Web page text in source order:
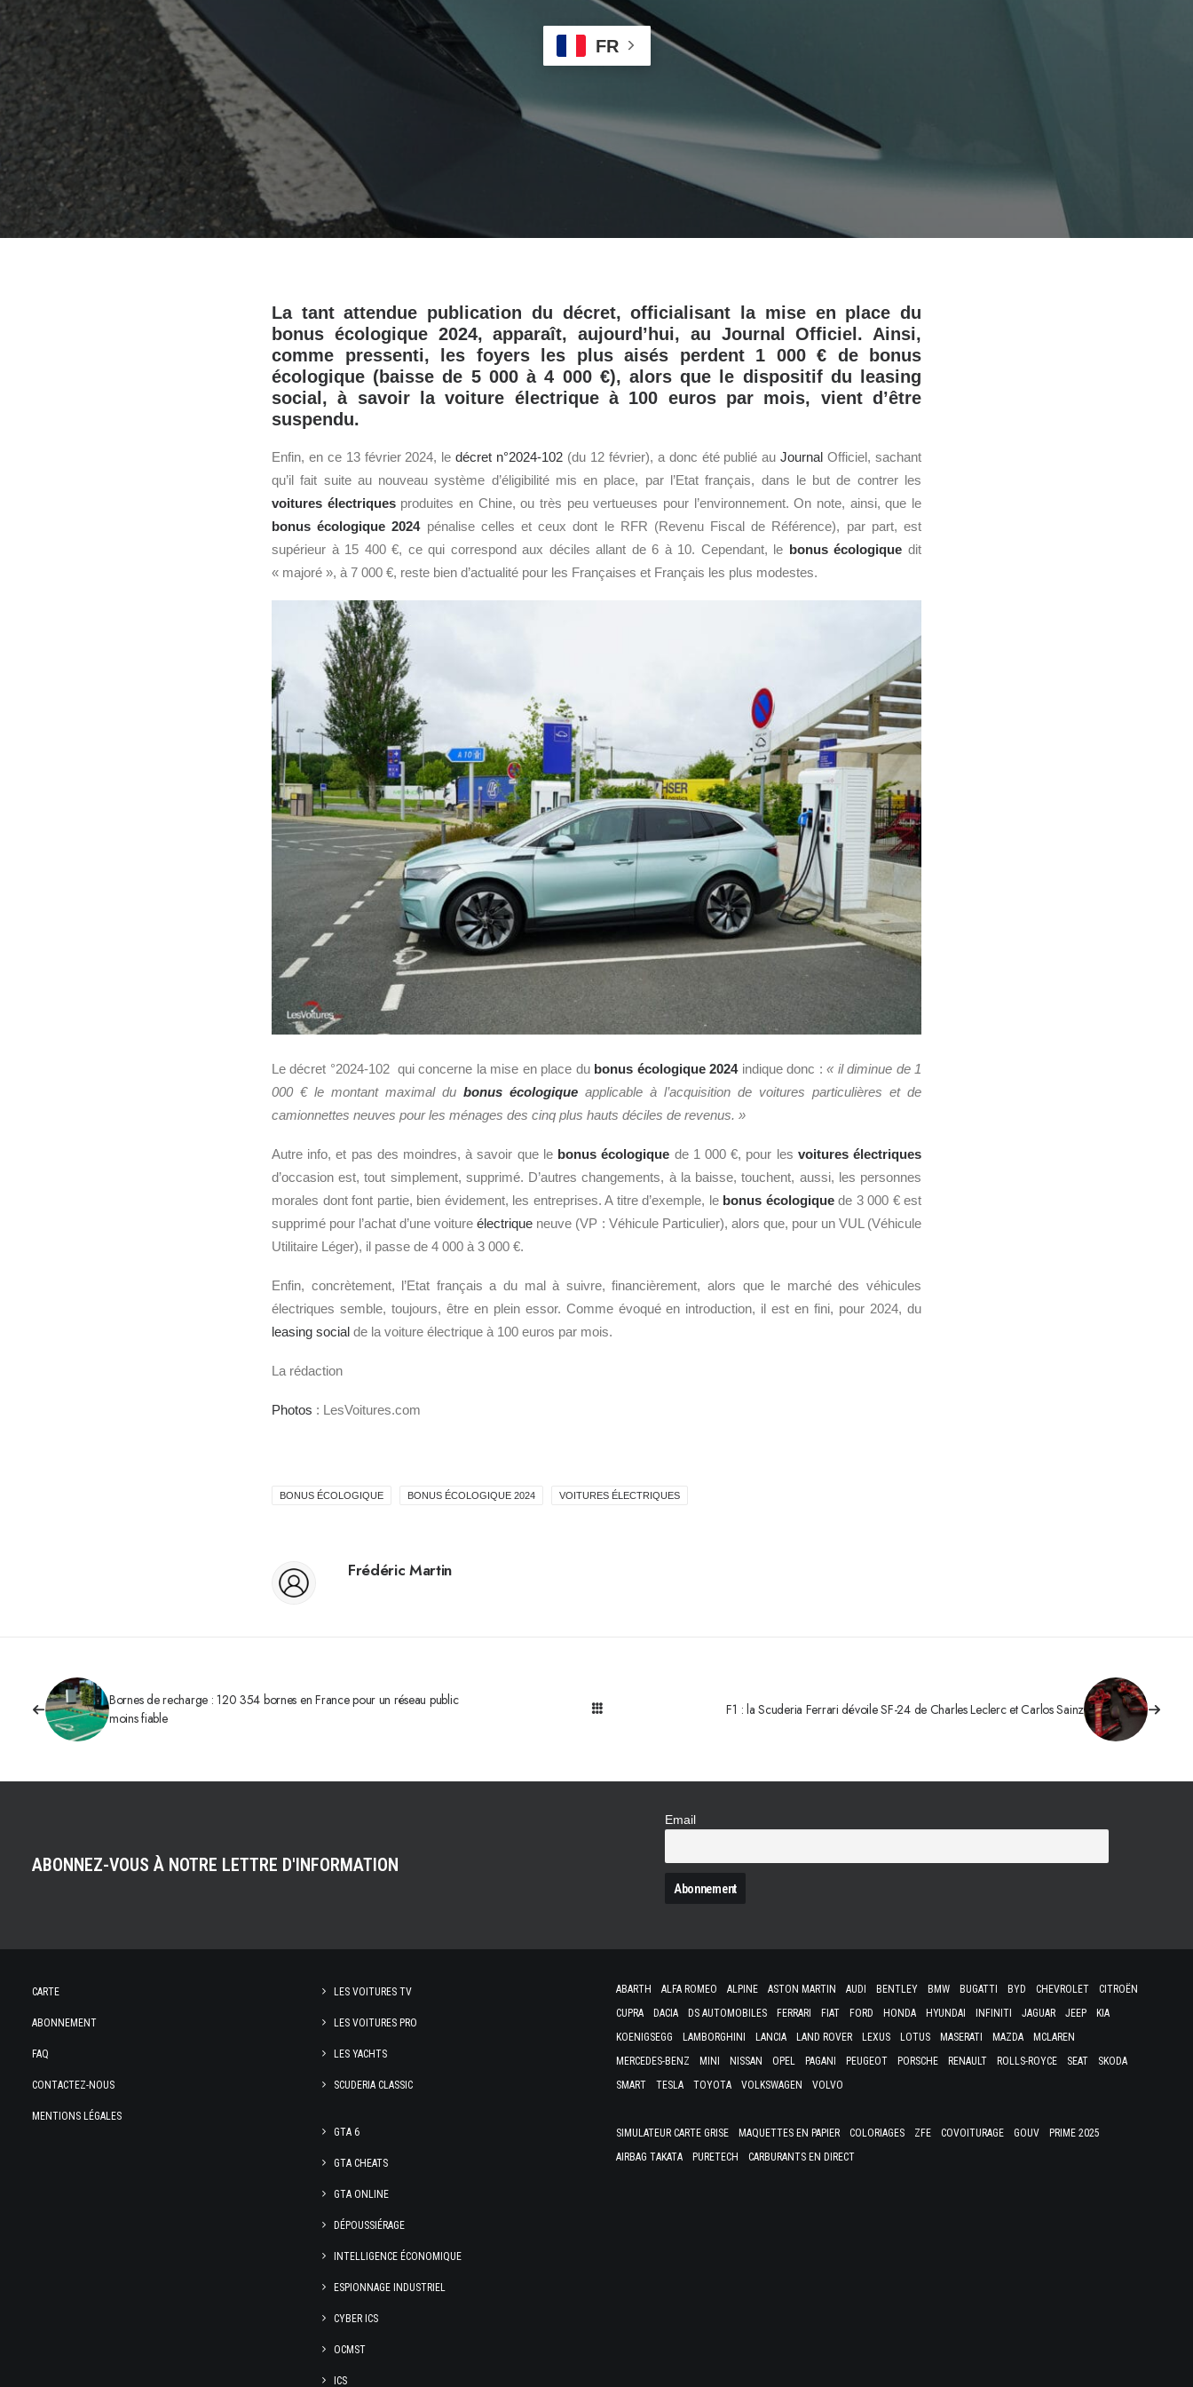
FR
La tant attendue publication du décret, officialisant la mise en place du
bonus écologique 2024, apparaît, aujourd’hui, au Journal Officiel. Ainsi,
comme pressenti, les foyers les plus aisés perdent 1 000 € de bonus
écologique (baisse de 5 000 à 4 000 €), alors que le dispositif du leasing
social, à savoir la voiture électrique à 100 euros par mois, vient d’être
suspendu.
Enfin, en ce 13 février 2024, ledécret n°2024-102 (du 12 février), a donc été publié auJournal Officiel, sachant
qu’il fait suite au nouveau système d’éligibilité mis en place, par l’Etat français, dans le but de contrer les
voitures électriquesproduites en Chine, ou très peu vertueuses pour l’environnement. On note, ainsi, que le
bonus écologique 2024pénalise celles et ceux dont le RFR (Revenu Fiscal de Référence), par part, est
supérieur à 15 400 €, ce qui correspond aux déciles allant de 6 à 10. Cependant, le bonus écologique dit
« majoré », à 7 000 €, reste bien d’actualité pour les Françaises et Français les plus modestes.
Le décret °2024-102 qui concerne la mise en place du bonus écologique 2024indique donc :« il diminue de 1
000 € le montant maximal du bonus écologique applicable à l’acquisition de voitures particulières et de
camionnettes neuves pour les ménages des cinq plus hauts déciles de revenus. »
Autre info, et pas des moindres, à savoir que le bonus écologique de 1 000 €, pour les voitures électriques
d’occasion est, tout simplement, supprimé. D’autres changements, à la baisse, touchent, aussi, les personnes
morales dont font partie, bien évidement, les entreprises. A titre d’exemple, le bonus écologiquede 3 000 € est
supprimé pour l’achat d’une voitureélectrique neuve (VP : Véhicule Particulier), alors que, pour un VUL (Véhicule
Utilitaire Léger), il passe de 4 000 à 3 000 €.
Enfin, concrètement, l’Etat français a du mal à suivre, financièrement, alors que le marché des véhicules
électriques semble, toujours, être en plein essor. Comme évoqué en introduction, il est en fini, pour 2024, du
leasing social de la voiture électrique à 100 euros par mois.
La rédaction
Photos : LesVoitures.com
BONUS ÉCOLOGIQUE BONUS ÉCOLOGIQUE 2024 VOITURES ÉLECTRIQUES
Frédéric Martin
Bornes de recharge : 120 354 bornes en France pour un réseau public
moins fiable
F1 : la Scuderia Ferrari dévoile SF-24 de Charles Leclerc et Carlos Sainz
ABONNEZ-VOUS À NOTRE LETTRE D'INFORMATION
Email
CARTE
ABONNEMENT
FAQ
CONTACTEZ-NOUS
MENTIONS LÉGALES
LES VOITURES TV
LES VOITURES PRO
LES YACHTS
SCUDERIA CLASSIC
GTA 6
GTA CHEATS
GTA ONLINE
DÉPOUSSIÉRAGE
INTELLIGENCE ÉCONOMIQUE
ESPIONNAGE INDUSTRIEL
CYBER ICS
OCMST
ICS
ABARTH ALFA ROMEO ALPINE ASTON MARTIN AUDI BENTLEY BMW BUGATTI BYD CHEVROLET
CITROËN
CUPRA
DACIA DS AUTOMOBILES FERRARI FIAT FORD HONDA HYUNDAI INFINITI JAGUAR JEEP
KIA
KOENIGSEGG
LAMBORGHINI LANCIA LAND ROVER LEXUS LOTUS MASERATI MAZDA
MCLAREN
MERCEDES-BENZ
MINI NISSAN OPEL PAGANI PEUGEOT PORSCHE RENAULT ROLLS-ROYCE SEAT
SKODA
SMART
TESLA TOYOTA VOLKSWAGEN VOLVO
SIMULATEUR CARTE GRISE MAQUETTES EN PAPIER COLORIAGES ZFE COVOITURAGE GOUV
PRIME 2025
AIRBAG TAKATA
PURETECH CARBURANTS EN DIRECT